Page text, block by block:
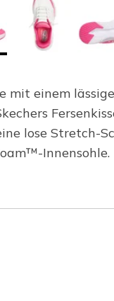
mit einem
lose Stretch-
Innensohle.